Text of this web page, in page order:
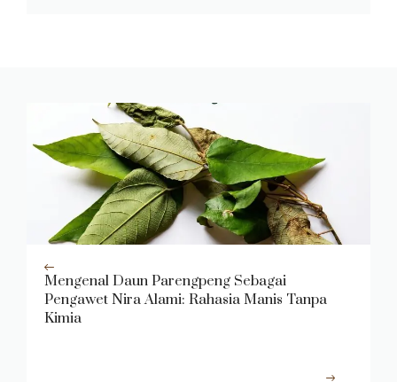
Mengenal Daun Parengpeng Sebagai
Pengawet Nira Alami: Rahasia Manis Tanpa
Kimia